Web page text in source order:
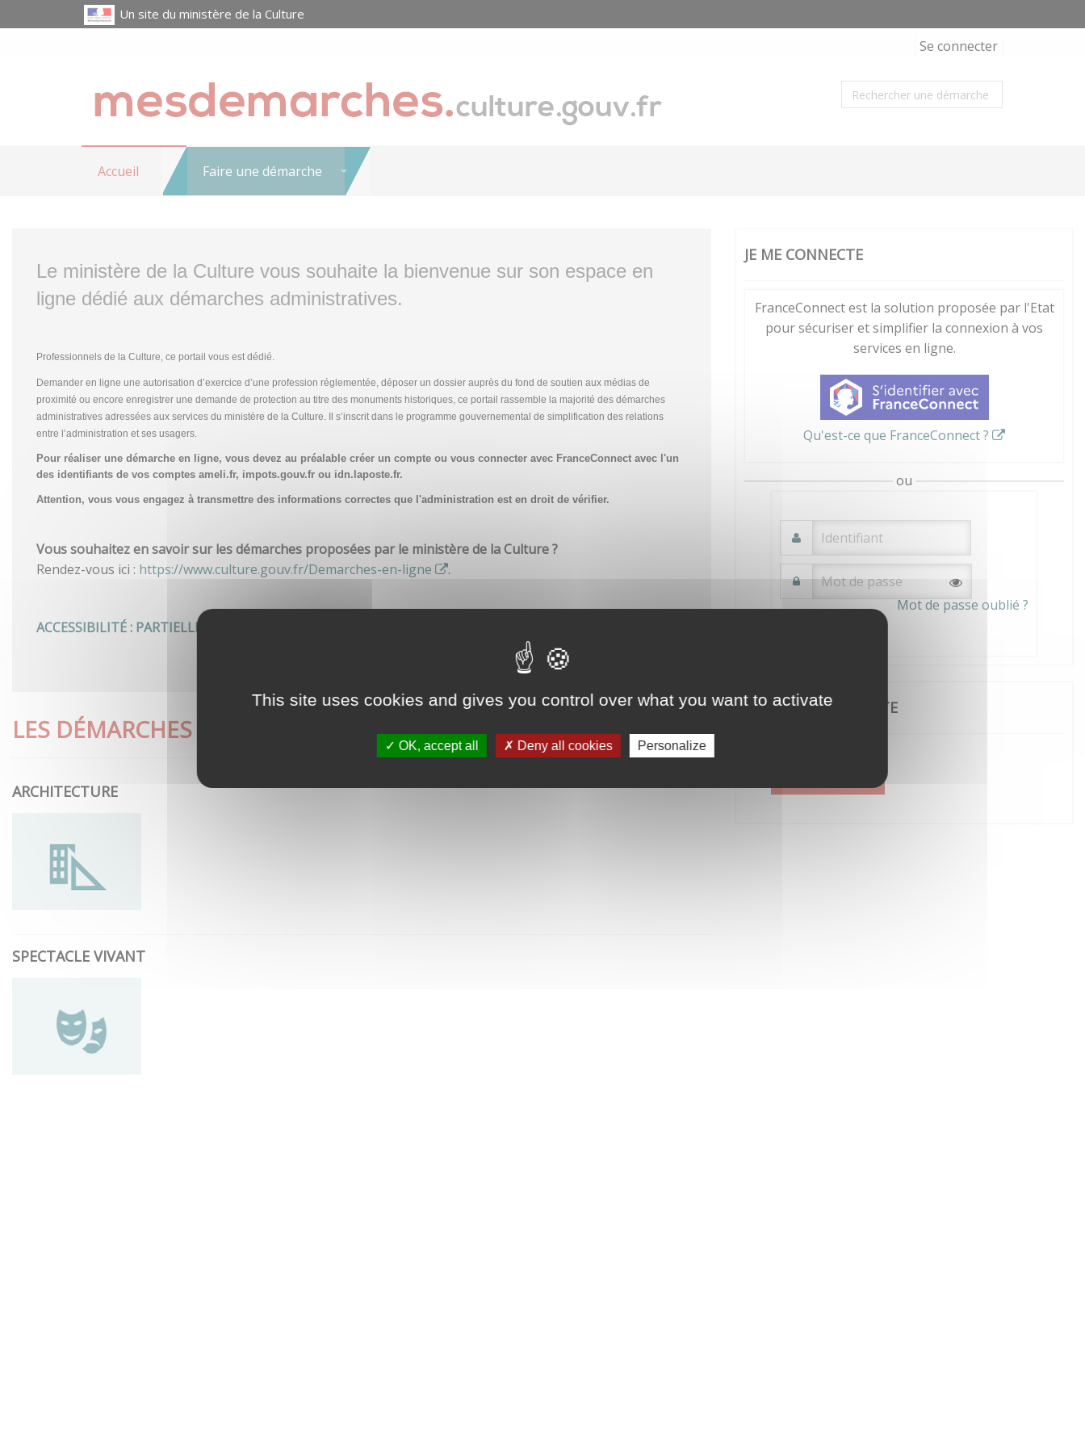
This site uses cookies and gives you control over what you want to activate
OK, accept all Deny all cookies Personalize
Un site du ministère de la Culture
Se connecter
Accueil Faire une démarche
Le ministère de la Culture vous souhaite la bienvenue sur son espace en
ligne dédié aux démarches administratives.
Professionnels de la Culture, ce portail vous est dédié.
Demander en ligne une autorisation d’exercice d’une profession réglementée, déposer un dossier auprès du fond de soutien aux médias de
proximité ou encore enregistrer une demande de protection au titre des monuments historiques, ce portail rassemble la majorité des démarches
administratives adressées aux services du ministère de la Culture. Il s’inscrit dans le programme gouvernemental de simplification des relations
entre l’administration et ses usagers.
Pour réaliser une démarche en ligne, vous devez au préalable créer un compte ou vous connecter avec FranceConnect avec l'un
des identifiants de vos comptes ameli.fr, impots.gouv.fr ou idn.laposte.fr.
Attention, vous vous engagez à transmettre des informations correctes que l'administration est en droit de vérifier.
Vous souhaitez en savoir sur les démarches proposées par le ministère de la Culture ?
Rendez-vous ici : https://www.culture.gouv.fr/Demarches-en-ligne .
ACCESSIBILITÉ : PARTIELLEMENT CONFORME
LES DÉMARCHES LES PLUS CONSULTÉES
ARCHITECTURE
SPECTACLE VIVANT
JE ME CONNECTE
FranceConnect est la solution proposée par l'Etat
pour sécuriser et simplifier la connexion à vos
services en ligne.
Qu'est-ce que FranceConnect ?
ou
Mot de passe oublié ?
JE CRÉE MON COMPTE